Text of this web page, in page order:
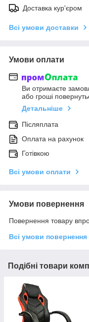
Доставка кур'єром
Всі умови доставки
Умови оплати
Ви отримаєте
або гроші
Детальніше
Післяплата
Оплата на рахунок
Готівкою
Всі умови оплати
Умови повернення
Повернення товару
Всі умови повернення
Подібні товари